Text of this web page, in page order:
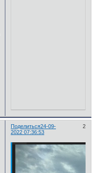
Поделиться 2
24-09-
2022 07:36:53